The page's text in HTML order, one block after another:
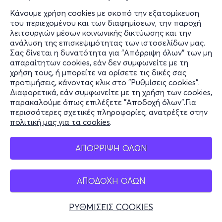
Κάνουμε χρήση cookies με σκοπό την εξατομίκευση
του περιεχομένου και των διαφημίσεων, την παροχή
λειτουργιών μέσων κοινωνικής δικτύωσης και την
ανάλυση της επισκεψιμότητας των ιστοσελίδων μας.
Σας δίνεται η δυνατότητα για "Απόρριψη όλων" των μη
απαραίτητων cookies, εάν δεν συμφωνείτε με τη
χρήση τους, ή μπορείτε να ορίσετε τις δικές σας
προτιμήσεις, κάνοντας κλικ στο "Ρυθμίσεις cookies".
Διαφορετικά, εάν συμφωνείτε με τη χρήση των cookies,
παρακαλούμε όπως επιλέξετε "Αποδοχή όλων".Για
περισσότερες σχετικές πληροφορίες, ανατρέξτε στην
πολιτική μας για τα cookies.
ΑΠΟΡΡΙΨΗ ΟΛΩΝ
ΑΠΟΔΟΧΗ ΟΛΩΝ
ΡΥΘΜΙΣΕΙΣ COOKIES